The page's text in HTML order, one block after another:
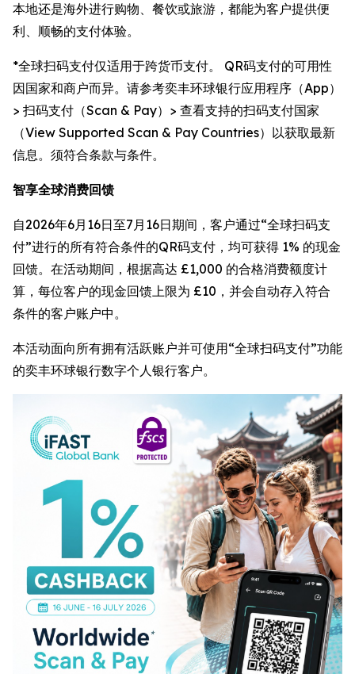
本地还是海外进行购物、餐饮或旅游，都能为客户提供便
利、顺畅的支付体验。
*全球扫码支付仅适用于跨货币支付。 QR码支付的可用性
因国家和商户而异。请参考奕丰环球银行应用程序（App）
> 扫码支付（Scan & Pay）> 查看支持的扫码支付国家
（View Supported Scan & Pay Countries）以获取最新
信息。须符合条款与条件。
智享全球消费回馈
自2026年6月16日至7月16日期间，客户通过“全球扫码支
付”进行的所有符合条件的QR码支付，均可获得 1% 的现金
回馈。在活动期间，根据高达 £1,000 的合格消费额度计
算，每位客户的现金回馈上限为 £10，并会自动存入符合
条件的客户账户中。
本活动面向所有拥有活跃账户并可使用“全球扫码支付”功能
的奕丰环球银行数字个人银行客户。